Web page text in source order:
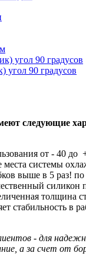
угол 90 градусов
угол 90 градусов
следующие
от - 40 до
системы
выше в 5 раз!
толщина
стабильность в
- для
а за счет от